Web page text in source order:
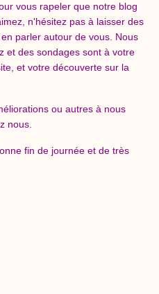
vous rapeler que notre blog
n'hésitez pas à laisser des
parler autour de vous. Nous
et des sondages sont à votre
et votre découverte sur la
ou autres à nous
nous.
fin de journée et de très